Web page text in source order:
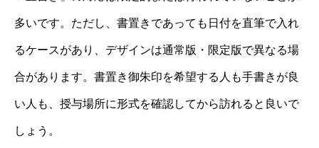
多いです。ただし、書置きであっても日付を直筆で入れ
るケースがあり、デザインは通常版・限定版で異なる場
合があります。書置き御朱印を希望する人も手書きが良
い人も、授与場所に形式を確認してから訪れると良いで
しょう。